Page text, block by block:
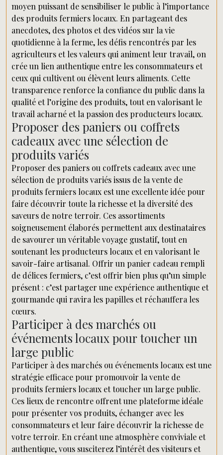
moyen puissant de sensibiliser le public à l’importance
des produits fermiers locaux. En partageant des
anecdotes, des photos et des vidéos sur la vie
quotidienne à la ferme, les défis rencontrés par les
agriculteurs et les valeurs qui animent leur travail, on
crée un lien authentique entre les consommateurs et
ceux qui cultivent ou élèvent leurs aliments. Cette
transparence renforce la confiance du public dans la
qualité et l’origine des produits, tout en valorisant le
travail acharné et la passion des producteurs locaux.
Proposer des paniers ou coffrets
cadeaux avec une sélection de
produits variés
Proposer des paniers ou coffrets cadeaux avec une
sélection de produits variés issus de la vente de
produits fermiers locaux est une excellente idée pour
faire découvrir toute la richesse et la diversité des
saveurs de notre terroir. Ces assortiments
soigneusement élaborés permettent aux destinataires
de savourer un véritable voyage gustatif, tout en
soutenant les producteurs locaux et en valorisant le
savoir-faire artisanal. Offrir un panier cadeau rempli
de délices fermiers, c’est offrir bien plus qu’un simple
présent : c’est partager une expérience authentique et
gourmande qui ravira les papilles et réchauffera les
cœurs.
Participer à des marchés ou
événements locaux pour toucher un
large public
Participer à des marchés ou événements locaux est une
stratégie efficace pour promouvoir la vente de
produits fermiers locaux et toucher un large public.
Ces lieux de rencontre offrent une plateforme idéale
pour présenter vos produits, échanger avec les
consommateurs et leur faire découvrir la richesse de
votre terroir. En créant une atmosphère conviviale et
authentique, vous susciterez l’intérêt des visiteurs et